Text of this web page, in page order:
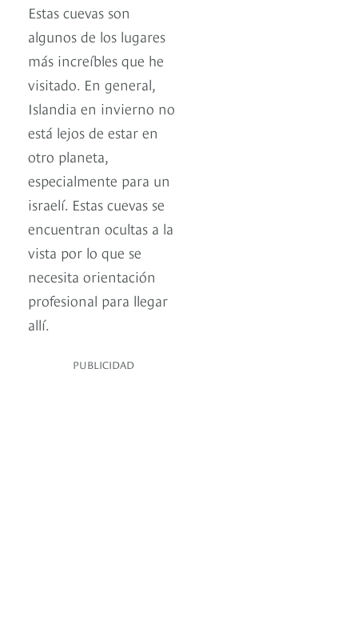
Estas cuevas son
algunos de los lugares
más increíbles que he
visitado. En general,
Islandia en invierno no
está lejos de estar en
otro planeta,
especialmente para un
israelí. Estas cuevas se
encuentran ocultas a la
vista por lo que se
necesita orientación
profesional para llegar
allí.
PUBLICIDAD